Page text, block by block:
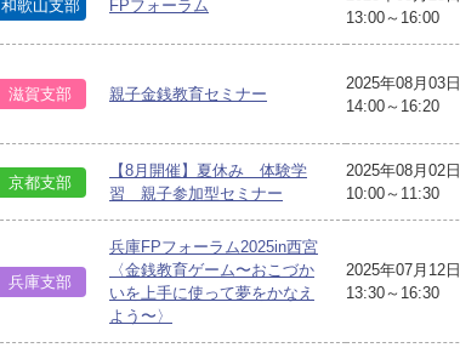
和歌山支部 FPフォーラム
13:00～16:00
滋賀支部 親子金銭教育セミナー
2025年08月03日
14:00～16:20
京都支部
【8月開催】夏休み 体験学
習 親子参加型セミナー
2025年08月02日
10:00～11:30
兵庫支部
兵庫FPフォーラム2025in西宮
〈金銭教育ゲーム〜おこづか
いを上手に使って夢をかなえ
よう〜〉
2025年07月12日
13:30～16:30